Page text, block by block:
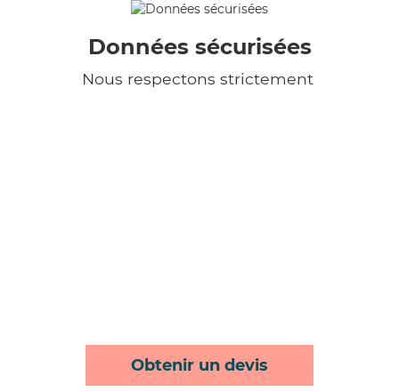
Données sécurisées
Nous respectons strictement
Obtenir un devis